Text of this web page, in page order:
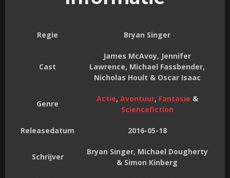
Regie Bryan Singer
Cast
James McAvoy, Jennifer
Lawrence, Michael Fassbender,
Nicholas Hoult & Oscar Isaac
Genre
Actie, Avontuur, Fantasie &
Sciencefiction
Releasedatum 2016-05-18
Schrijver
Bryan Singer, Michael Dougherty
& Simon Kinberg